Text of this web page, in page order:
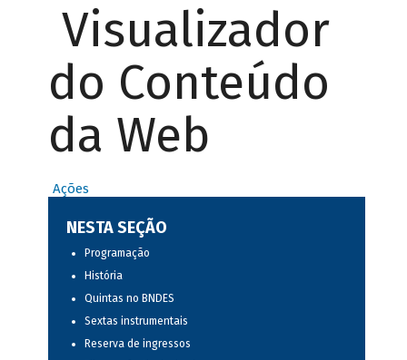
Visualizador
do Conteúdo
da Web
Ações
NESTA SEÇÃO
Programação
História
Quintas no BNDES
Sextas instrumentais
Reserva de ingressos